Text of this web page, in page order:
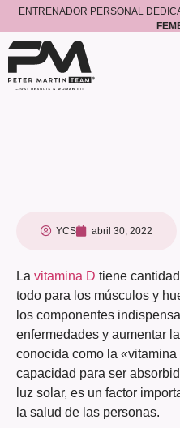
ENTRENADOR PERSONAL
YCS abril 30, 2022
La vitamina D tiene
todo para los músculos y
los componentes
enfermedades y aumentar
conocida como la
capacidad para ser
luz solar, es un factor
la salud de las personas.